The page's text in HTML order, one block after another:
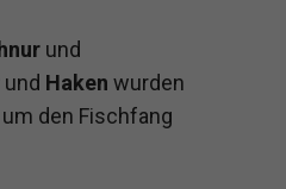
und
und Haken wurden
den Fischfang